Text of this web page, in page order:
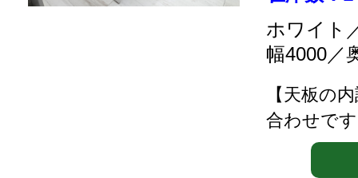
ホワイト
幅4000／
【天板の
合わせで